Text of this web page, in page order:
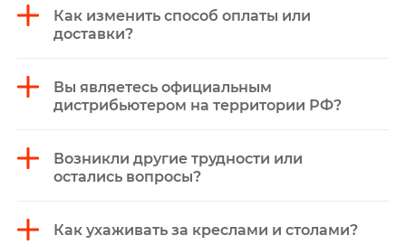
Как изменить способ оплаты или
доставки?
Вы являетесь официальным
дистрибьютером на территории РФ?
Возникли другие трудности или
остались вопросы?
Как ухаживать за креслами и столами?